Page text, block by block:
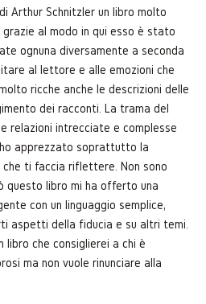
Arthur Schnitzler un libro molto
al modo in qui esso è stato
ognuna diversamente a seconda
al lettore e alle emozioni che
ricche anche le descrizioni delle
dei racconti. La trama del
relazioni intrecciate e complesse
apprezzato soprattutto la
ti faccia riflettere. Non sono
questo libro mi ha offerto una
con un linguaggio semplice,
aspetti della fiducia e su altri temi.
libro che consiglierei a chi è
ma non vuole rinunciare alla